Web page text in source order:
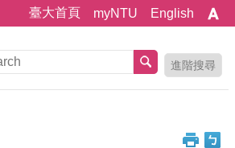
臺大首頁 myNTU English
進階搜尋